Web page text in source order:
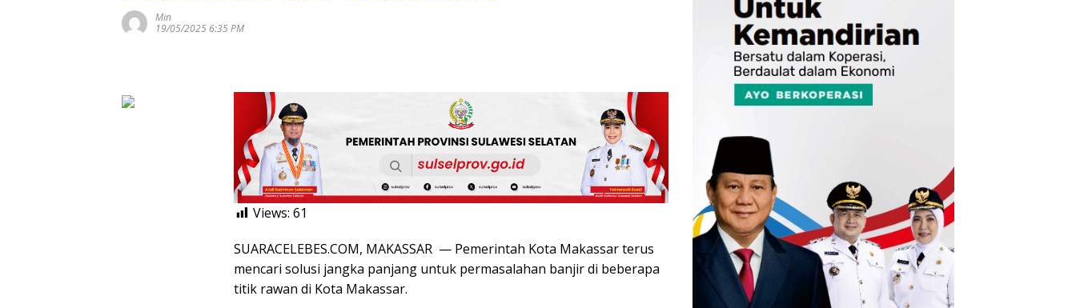
Min
19/05/2025 6:35 PM
Views: 61
SUARACELEBES.COM, MAKASSAR — Pemerintah Kota Makassar terus
mencari solusi jangka panjang untuk permasalahan banjir di beberapa
titik rawan di Kota Makassar.